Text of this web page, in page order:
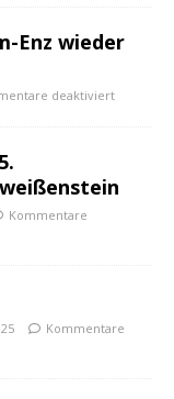
Enz wieder
deaktiviert
Kommentare
Kommentare